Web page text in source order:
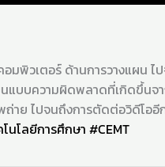
อมพิวเตอร์ ด้านการวางแผน
บบความผิดพลาดที่เกิดขึ้นจ
าย ไปจนถึงการตัดต่อวิดีโออี
นโลยีการศึกษา #CEMT